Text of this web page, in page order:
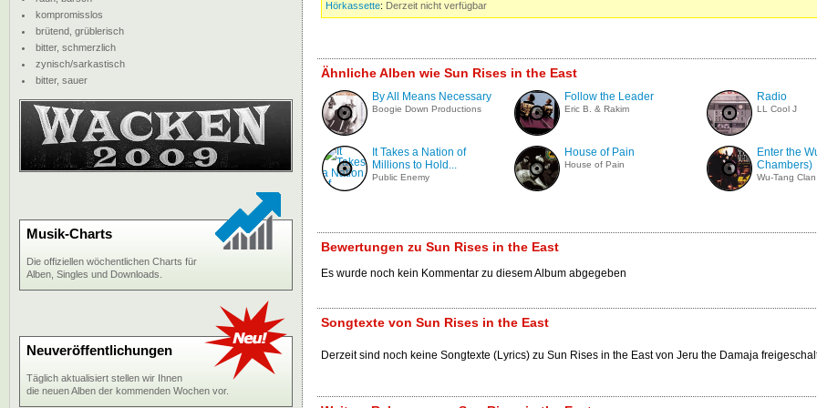
Hörkassette: Derzeit nicht verfügbar
Ähnliche Alben wie Sun Rises in the East
By All Means Necessary
Boogie Down Productions
Follow the Leader
Eric B. & Rakim
Radio
LL Cool J
It Takes a Nation of
Millions to Hold...
Public Enemy
House of Pain
House of Pain
Enter the
Chambers)
Wu-Tang Clan
Bewertungen zu Sun Rises in the East
Es wurde noch kein Kommentar zu diesem Album abgegeben
Songtexte von Sun Rises in the East
Derzeit sind noch keine Songtexte (Lyrics) zu Sun Rises in the East von Jeru the Damaja
kompromisslos
brütend, grüblerisch
bitter, schmerzlich
zynisch/sarkastisch
bitter, sauer
Musik-Charts
Die offiziellen wöchentlichen Charts für
Alben, Singles und Downloads.
Neuveröffentlichungen
Täglich aktualisiert stellen wir Ihnen
die neuen Alben der kommenden Wochen vor.